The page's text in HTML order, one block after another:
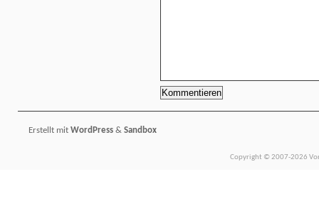
Erstellt mit WordPress & Sandbox
Copyright © 2007-2026